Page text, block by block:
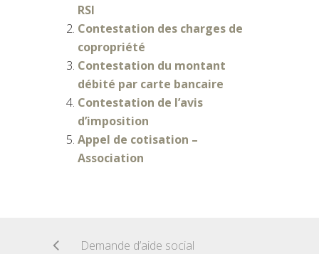
RSI
Contestation des charges de
copropriété
Contestation du montant
débité par carte bancaire
Contestation de l’avis
d’imposition
Appel de cotisation –
Association
Demande d’aide social